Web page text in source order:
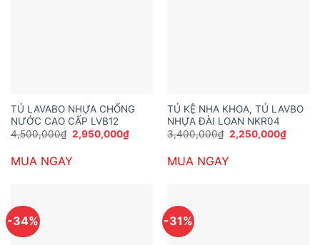
TỦ LAVABO NHỰA CHỐNG
NƯỚC CAO CẤP LVB12
4,500,000₫ Giá
gốc
4,500,000₫.
2,950,000₫Giá
hiện
MUA NGAY
TỦ KỆ NHA KHOA, TỦ LAVBO
NHỰA ĐÀI LOAN NKR04
3,400,000₫ Giá
gốc
3,400,000₫.
2,250,000₫Giá
hiện
MUA NGAY
-34% -31%